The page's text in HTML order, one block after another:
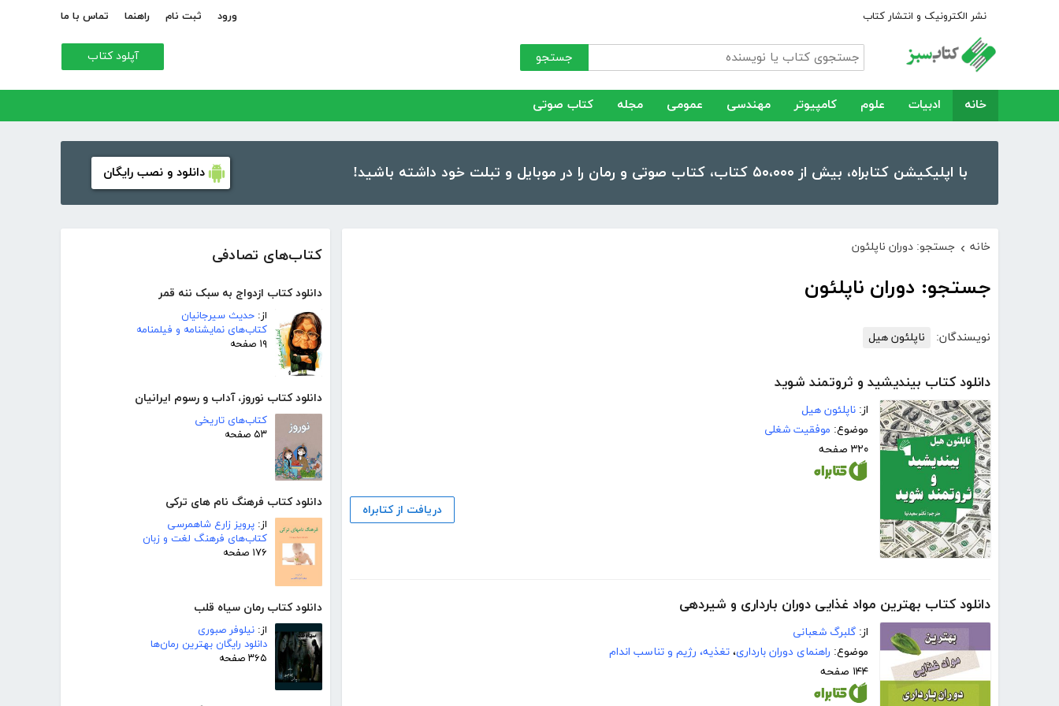
نشر الکترونیک و انتشار کتاب ورود ثبت نام راهنما تماس با ما
جستجو آپلود کتاب
خانه ادبیات علوم کامپیوتر مهندسی عمومی مجله کتاب صوتی
با اپلیکیشن کتابراه، بیش از ۵۰،۰۰۰ کتاب، کتاب صوتی و رمان را در موبایل و تبلت خود داشته باشید! دانلود و نصب رایگان
کتاب‌های تصادفی
دانلود کتاب ازدواج به سبک ننه قمر
از: حدیث سیرجانیان
کتاب‌های نمایشنامه و فیلمنامه
۱۹ صفحه
دانلود کتاب نوروز، آداب و رسوم ایرانیان
کتاب‌های تاریخی
۵۳ صفحه
دانلود کتاب فرهنگ نام های ترکی
از: پرویز زارع شاهمرسی
کتاب‌های فرهنگ لغت و زبان
۱۷۶ صفحه
دانلود کتاب رمان سیاه قلب
از: نیلوفر صبوری
دانلود رایگان بهترین رمان‌ها
۳۶۵ صفحه
خانه › جستجو: دوران ناپلئون
جستجو: دوران ناپلئون
نویسندگان: ناپلئون هیل
دانلود کتاب بیندیشید و ثروتمند شوید
از: ناپلئون هیل
موضوع: موفقیت شغلی
۳۲۰ صفحه
دریافت از کتابراه
دانلود کتاب بهترین مواد غذایی دوران بارداری و شیردهی
از: گلبرگ شعبانی
موضوع: راهنمای دوران بارداری، تغذیه، رژیم و تناسب اندام
۱۴۴ صفحه